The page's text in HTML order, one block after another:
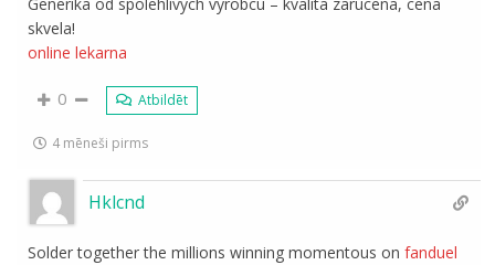
skvela!
online lekarna
0 Atbildēt
4 mēneši pirms
Hklcnd
Solder together the millions winning momentous onfanduel